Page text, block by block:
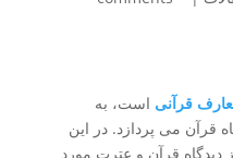
قرآنی است، به
قرآن می پردازد. در این
دیدگاه قرآن و عترت مورد